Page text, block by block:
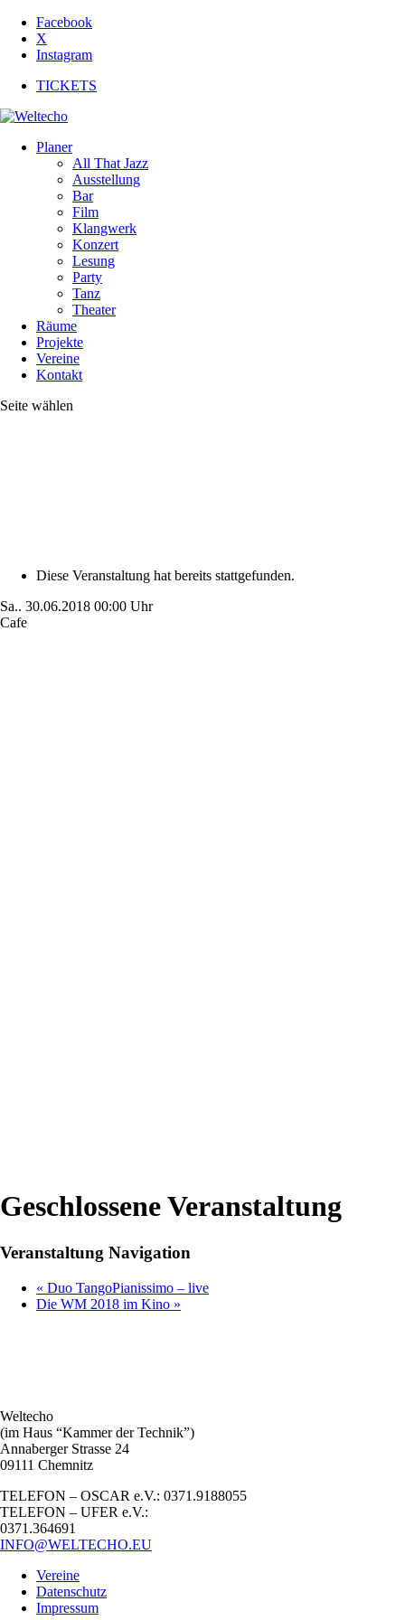
Facebook
X
Instagram
TICKETS
Planer
All That Jazz
Ausstellung
Bar
Film
Klangwerk
Konzert
Lesung
Party
Tanz
Theater
Räume
Projekte
Vereine
Kontakt
Seite wählen
Diese Veranstaltung hat bereits stattgefunden.
Sa.. 30.06.2018 00:00 Uhr
Cafe
Geschlossene Veranstaltung
Veranstaltung Navigation
« Duo TangoPianissimo – live
Die WM 2018 im Kino »
Weltecho
(im Haus “Kammer der Technik”)
Annaberger Strasse 24
09111 Chemnitz
TELEFON – OSCAR e.V.: 0371.9188055
TELEFON – UFER e.V.:
0371.364691
INFO@WELTECHO.EU
Vereine
Datenschutz
Impressum